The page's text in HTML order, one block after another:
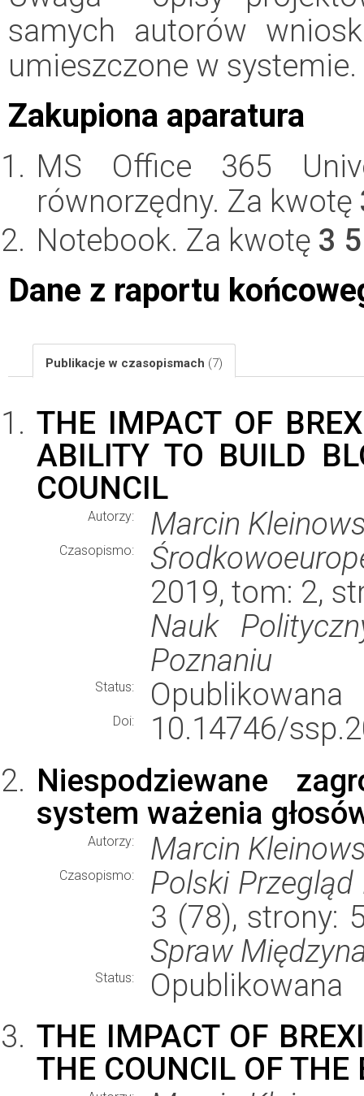
samych autorów
umieszczone w systemie.
Zakupiona aparatura
MS Office 365
równorzędny. Za kwotę
Notebook. Za kwotę 3
Dane z raportu
Publikacje w czasopismach (7)
THE IMPACT OF
ABILITY TO BUILD
COUNCIL
Autorzy: Marcin
Czasopismo:
2019, tom: 2,
Nauk
Poznaniu
Status: Opublikowana
Doi:
10.14746/
Niespodziewane
system ważenia
Autorzy: Marcin
Czasopismo:
Polski
3 (78), strony:
Spraw
Status:
Opublikowana
THE IMPACT OF
THE COUNCIL OF THE